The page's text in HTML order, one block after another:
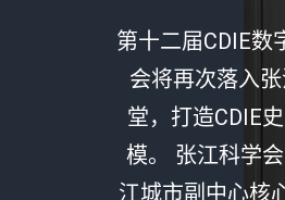
第十二届CDIE数
会将再次落入
堂，打造CDIE
模。 张江科学
江城市副中心核